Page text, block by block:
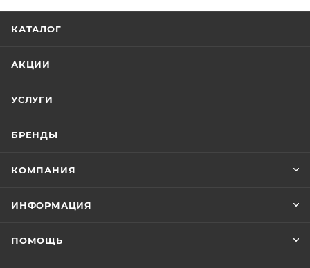
КАТАЛОГ
АКЦИИ
УСЛУГИ
БРЕНДЫ
КОМПАНИЯ
ИНФОРМАЦИЯ
ПОМОЩЬ